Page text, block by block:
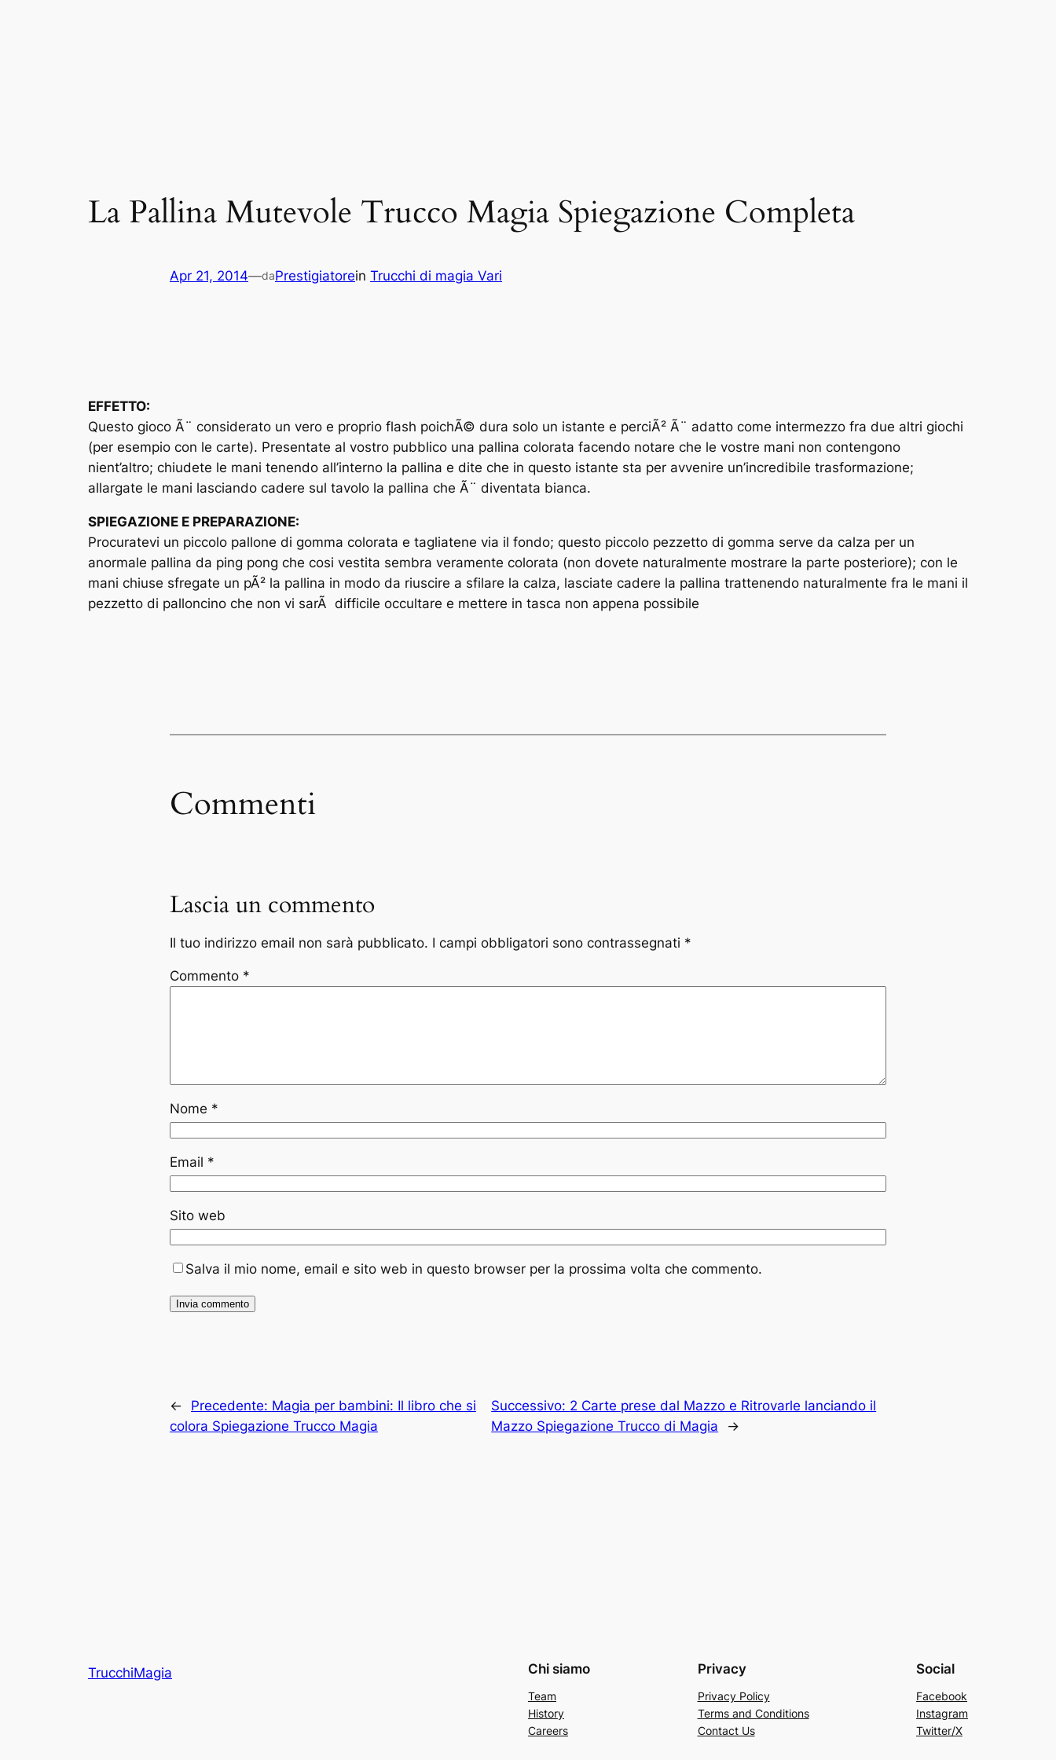
La Pallina Mutevole Trucco Magia Spiegazione Completa
Apr 21, 2014—daPrestigiatorein Trucchi di magia Vari
EFFETTO:
Questo gioco Ã¨ considerato un vero e proprio flash poichÃ© dura solo un istante e perciÃ² Ã¨ adatto come intermezzo fra due altri giochi
(per esempio con le carte). Presentate al vostro pubblico una pallina colorata facendo notare che le vostre mani non contengono
nient’altro; chiudete le mani tenendo all’interno la pallina e dite che in questo istante sta per avvenire un’incredibile trasformazione;
allargate le mani lasciando cadere sul tavolo la pallina che Ã¨ diventata bianca.
SPIEGAZIONE E PREPARAZIONE:
Procuratevi un piccolo pallone di gomma colorata e tagliatene via il fondo; questo piccolo pezzetto di gomma serve da calza per un
anormale pallina da ping pong che cosi vestita sembra veramente colorata (non dovete naturalmente mostrare la parte posteriore); con le
mani chiuse sfregate un pÃ² la pallina in modo da riuscire a sfilare la calza, lasciate cadere la pallina trattenendo naturalmente fra le mani il
pezzetto di palloncino che non vi sarÃ difficile occultare e mettere in tasca non appena possibile
Commenti
Lascia un commento
Il tuo indirizzo email non sarà pubblicato. I campi obbligatori sono contrassegnati *
Commento *
Nome *
Email *
Sito web
Salva il mio nome, email e sito web in questo browser per la prossima volta che commento.
← Precedente: Magia per bambini: Il libro che si
colora Spiegazione Trucco Magia
Successivo: 2 Carte prese dal Mazzo e Ritrovarle lanciando il
Mazzo Spiegazione Trucco di Magia
→
TrucchiMagia Chi siamo
Team
History
Careers
Privacy
Privacy Policy
Terms and Conditions
Contact Us
Social
Facebook
Instagram
Twitter/X